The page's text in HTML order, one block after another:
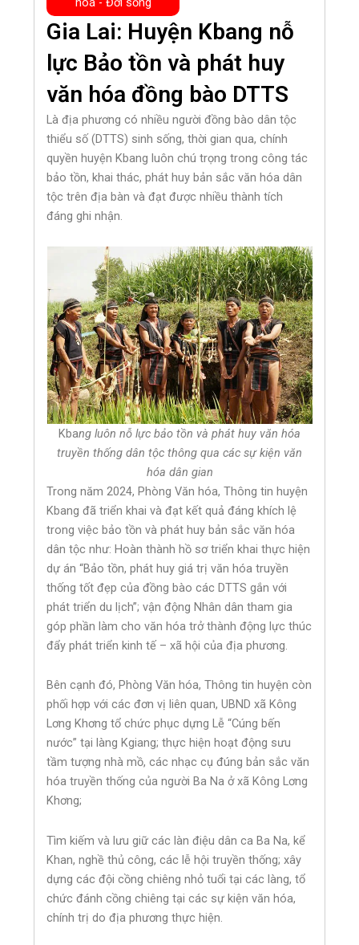
Gia Lai: Huyện Kbang nỗ
lực Bảo tồn và phát huy
văn hóa đồng bào DTTS
Là địa phương có nhiều người đồng bào dân tộc
thiểu số (DTTS) sinh sống, thời gian qua, chính
quyền huyện Kbang luôn chú trọng trong công tác
bảo tồn, khai thác, phát huy bản sắc văn hóa dân
tộc trên địa bàn và đạt được nhiều thành tích
đáng ghi nhận.
Kbang luôn nỗ lực bảo tồn và phát huy văn hóa
truyền thống dân tộc thông qua các sự kiện văn
hóa dân gian
Trong năm 2024, Phòng Văn hóa, Thông tin huyện
Kbang đã triển khai và đạt kết quả đáng khích lệ
trong việc bảo tồn và phát huy bản sắc văn hóa
dân tộc như: Hoàn thành hồ sơ triển khai thực hiện
dự án “Bảo tồn, phát huy giá trị văn hóa truyền
thống tốt đẹp của đồng bào các DTTS gắn với
phát triển du lịch”; vận động Nhân dân tham gia
góp phần làm cho văn hóa trở thành động lực thúc
đẩy phát triển kinh tế – xã hội của địa phương.
Bên cạnh đó, Phòng Văn hóa, Thông tin huyện còn
phối hợp với các đơn vị liên quan, UBND xã Kông
Lơng Khơng tổ chức phục dựng Lễ “Cúng bến
nước” tại làng Kgiang; thực hiện hoạt động sưu
tầm tượng nhà mồ, các nhạc cụ đúng bản sắc văn
hóa truyền thống của người Ba Na ở xã Kông Lơng
Khơng;
Tìm kiếm và lưu giữ các làn điệu dân ca Ba Na, kể
Khan, nghề thủ công, các lễ hội truyền thống; xây
dựng các đội cồng chiêng nhỏ tuổi tại các làng, tổ
chức đánh cồng chiêng tại các sự kiện văn hóa,
chính trị do địa phương thực hiện.